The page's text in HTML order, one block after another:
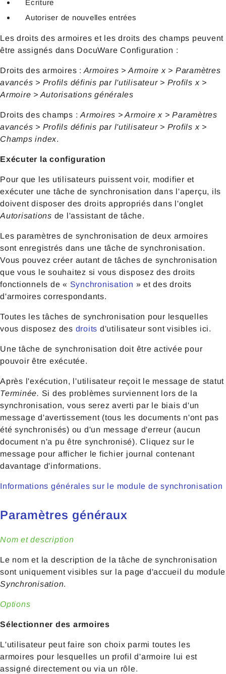
Écriture
Autoriser de nouvelles entrées
Les droits des armoires et les droits des champs peuvent
être assignés dans DocuWare Configuration :
Droits des armoires : Armoires > Armoire x > Paramètres
avancés > Profils définis par l'utilisateur > Profils x >
Armoire > Autorisations générales
Droits des champs : Armoires > Armoire x > Paramètres
avancés > Profils définis par l'utilisateur > Profils x >
Champs index.
Exécuter la configuration
Pour que les utilisateurs puissent voir, modifier et
exécuter une tâche de synchronisation dans l'aperçu, ils
doivent disposer des droits appropriés dans l'onglet
Autorisations de l'assistant de tâche.
Les paramètres de synchronisation de deux armoires
sont enregistrés dans une tâche de synchronisation.
Vous pouvez créer autant de tâches de synchronisation
que vous le souhaitez si vous disposez des droits
fonctionnels de « Synchronisation » et des droits
d'armoires correspondants.
Toutes les tâches de synchronisation pour lesquelles
vous disposez des droits d'utilisateur sont visibles ici.
Une tâche de synchronisation doit être activée pour
pouvoir être exécutée.
Après l'exécution, l'utilisateur reçoit le message de statut
Terminée. Si des problèmes surviennent lors de la
synchronisation, vous serez averti par le biais d'un
message d'avertissement (tous les documents n'ont pas
été synchronisés) ou d'un message d'erreur (aucun
document n'a pu être synchronisé). Cliquez sur le
message pour afficher le fichier journal contenant
davantage d'informations.
Informations générales sur le module de synchronisation
Paramètres généraux
Nom et description
Le nom et la description de la tâche de synchronisation
sont uniquement visibles sur la page d'accueil du module
Synchronisation.
Options
Sélectionner des armoires
L'utilisateur peut faire son choix parmi toutes les
armoires pour lesquelles un profil d'armoire lui est
assigné directement ou via un rôle.